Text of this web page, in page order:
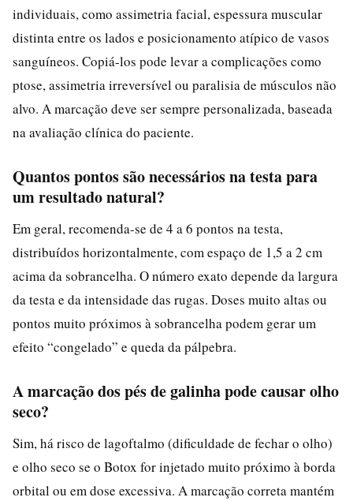
individuais, como assimetria facial, espessura muscular
distinta entre os lados e posicionamento atípico de vasos
sanguíneos. Copiá-los pode levar a complicações como
ptose, assimetria irreversível ou paralisia de músculos não
alvo. A marcação deve ser sempre personalizada, baseada
na avaliação clínica do paciente.
Quantos pontos são necessários na testa para
um resultado natural?
Em geral, recomenda-se de 4 a 6 pontos na testa,
distribuídos horizontalmente, com espaço de 1,5 a 2 cm
acima da sobrancelha. O número exato depende da largura
da testa e da intensidade das rugas. Doses muito altas ou
pontos muito próximos à sobrancelha podem gerar um
efeito “congelado” e queda da pálpebra.
A marcação dos pés de galinha pode causar olho
seco?
Sim, há risco de lagoftalmo (dificuldade de fechar o olho)
e olho seco se o Botox for injetado muito próximo à borda
orbital ou em dose excessiva. A marcação correta mantém